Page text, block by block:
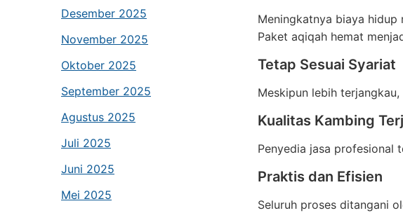
Desember 2025
November 2025
Oktober 2025
September 2025
Agustus 2025
Juli 2025
Juni 2025
Mei 2025
Meningkatnya biaya
Paket aqiqah hemat
Tetap Sesuai Syariat
Meskipun lebih
Kualitas Kambing
Penyedia jasa profesional
Praktis dan Efisien
Seluruh proses ditangani